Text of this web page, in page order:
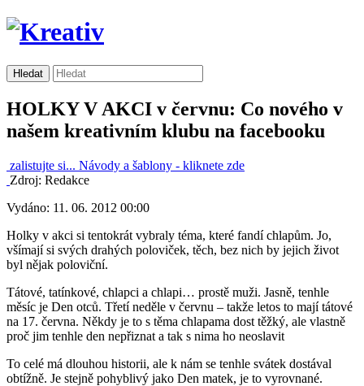
HOLKY V AKCI v červnu: Co nového v
našem kreativním klubu na facebooku
zalistujte si... Návody a šablony - kliknete zde
Zdroj: Redakce
Vydáno: 11. 06. 2012 00:00
Holky v akci si tentokrát vybraly téma, které fandí chlapům. Jo,
všímají si svých drahých poloviček, těch, bez nich by jejich život
byl nějak poloviční.
Tátové, tatínkové, chlapci a chlapi… prostě muži. Jasně, tenhle
měsíc je Den otců. Třetí neděle v červnu – takže letos to mají tátové
na 17. června. Někdy je to s těma chlapama dost těžký, ale vlastně
proč jim tenhle den nepřiznat a tak s nima ho neoslavit
To celé má dlouhou historii, ale k nám se tenhle svátek dostával
obtížně. Je stejně pohyblivý jako Den matek, je to vyrovnané.